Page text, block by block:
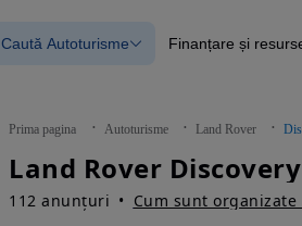
Mașini electrice
Mașini cu detalii verificate
Caută Autoturisme
Blog
Finanțare și
Prima pagina Autoturisme Land Rover
112 anunțuri Cum sunt